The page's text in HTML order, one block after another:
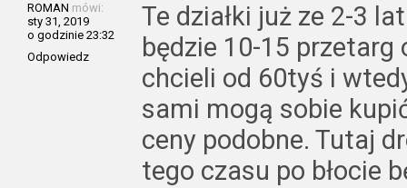
ROMAN mówi:
sty 31, 2019
o godzinie 23:32
Odpowiedz
Te działki już ze 2-3
będzie 10-15
chcieli od 60tyś i
sami mogą sobie
ceny podobne. Tutaj
tego czasu po błocie